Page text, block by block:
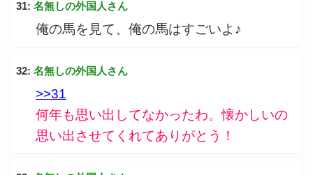
31: 名無しの外国人さん
俺の馬を見て、俺の馬はすごいよ♪
32: 名無しの外国人さん
>>31
何年も思い出してなかったわ。懐かしいの
思い出させてくれてありがとう！